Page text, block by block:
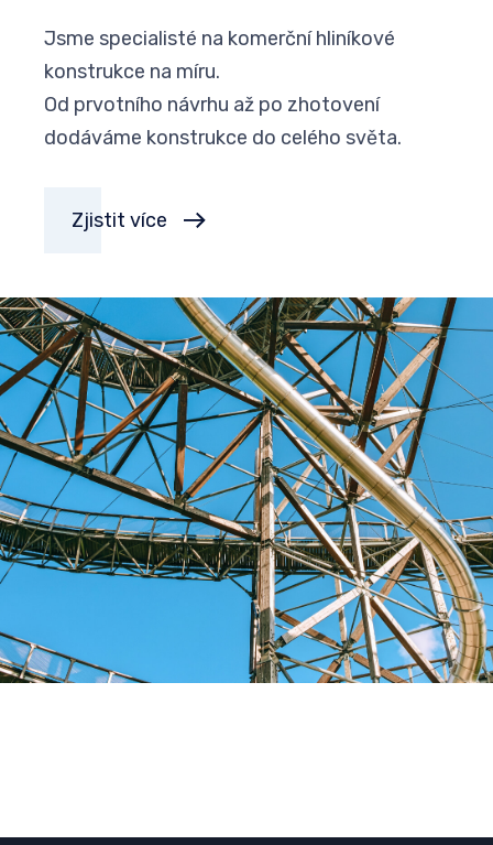
Jsme specialisté na komerční hliníkové
konstrukce na míru.
Od prvotního návrhu až po zhotovení
dodáváme konstrukce do celého světa.
Zjistit více